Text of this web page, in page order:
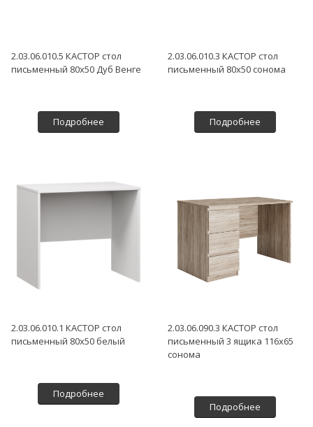
2.03.06.010.5 КАСТОР стол
письменный 80х50 Дуб Венге
Подробнее
2.03.06.010.3 КАСТОР стол
письменный 80х50 сонома
Подробнее
2.03.06.010.1 КАСТОР стол
письменный 80х50 белый
Подробнее
2.03.06.090.3 КАСТОР стол
письменный 3 ящика 116х65
сонома
Подробнее